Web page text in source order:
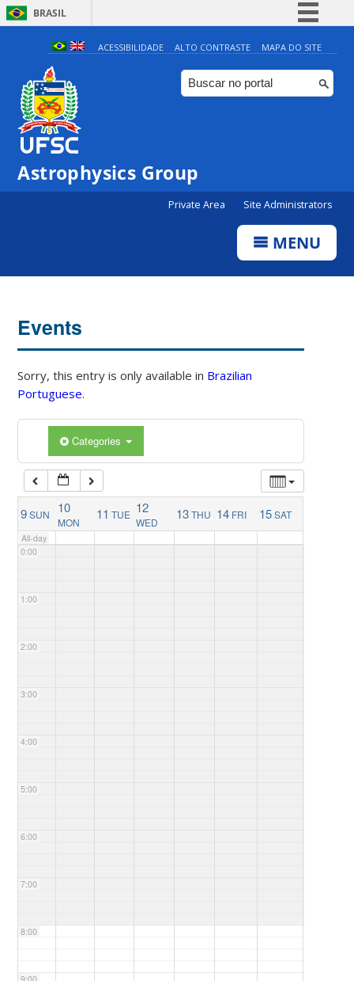
BRASIL
Simplifique!
Comunica BR
Participe
ACESSIBILIDADE ALTO CONTRASTE MAPA DO SITE
Astrophysics Group
Private Area Site Administrators
MENU
Events
Sorry, this entry is only available in Brazilian
Portuguese.
Categories
9SUN 10
MON
11 TUE 12
WED
13THU 14 FRI 15SAT
All-day
0:00
1:00
2:00
3:00
4:00
5:00
6:00
7:00
8:00